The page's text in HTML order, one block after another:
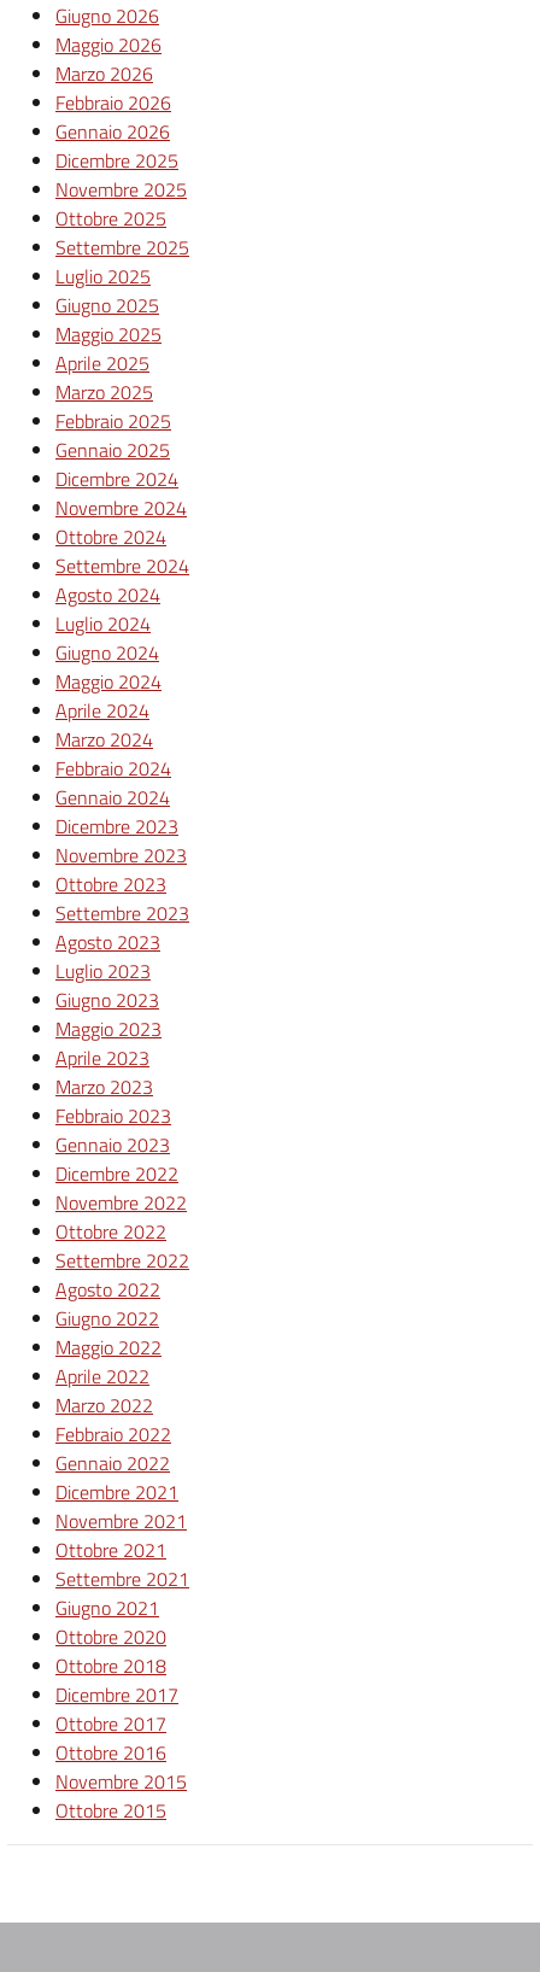
Giugno 2026
Maggio 2026
Marzo 2026
Febbraio 2026
Gennaio 2026
Dicembre 2025
Novembre 2025
Ottobre 2025
Settembre 2025
Luglio 2025
Giugno 2025
Maggio 2025
Aprile 2025
Marzo 2025
Febbraio 2025
Gennaio 2025
Dicembre 2024
Novembre 2024
Ottobre 2024
Settembre 2024
Agosto 2024
Luglio 2024
Giugno 2024
Maggio 2024
Aprile 2024
Marzo 2024
Febbraio 2024
Gennaio 2024
Dicembre 2023
Novembre 2023
Ottobre 2023
Settembre 2023
Agosto 2023
Luglio 2023
Giugno 2023
Maggio 2023
Aprile 2023
Marzo 2023
Febbraio 2023
Gennaio 2023
Dicembre 2022
Novembre 2022
Ottobre 2022
Settembre 2022
Agosto 2022
Giugno 2022
Maggio 2022
Aprile 2022
Marzo 2022
Febbraio 2022
Gennaio 2022
Dicembre 2021
Novembre 2021
Ottobre 2021
Settembre 2021
Giugno 2021
Ottobre 2020
Ottobre 2018
Dicembre 2017
Ottobre 2017
Ottobre 2016
Novembre 2015
Ottobre 2015